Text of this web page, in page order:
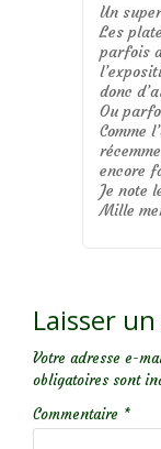
Un
Les
parfois
donc
Ou
Comme
encore
Je note
Mille
Laisser
Votre adresse e-
obligatoires sont
Commentaire *